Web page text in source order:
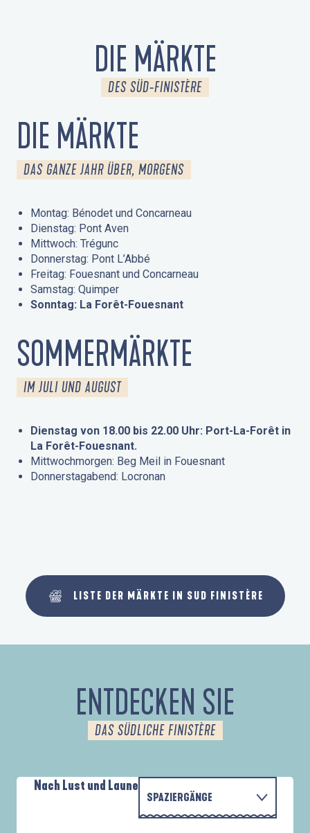
DIE MÄRKTE
DES SÜD-FINISTÈRE
DIE MÄRKTE
DAS GANZE JAHR ÜBER, MORGENS
Montag: Bénodet und Concarneau
Dienstag: Pont Aven
Mittwoch: Trégunc
Donnerstag: Pont L’Abbé
Freitag: Fouesnant und Concarneau
Samstag: Quimper
Sonntag: La Forêt-Fouesnant
SOMMERMÄRKTE
IM JULI UND AUGUST
Dienstag von 18.00 bis 22.00 Uhr: Port-La-Forêt in
La Forêt-Fouesnant.
Mittwochmorgen: Beg Meil in Fouesnant
Donnerstagabend: Locronan
LISTE DER MÄRKTE IN SUD FINISTÈRE
ENTDECKEN SIE
DAS SÜDLICHE FINISTÈRE
Nach Lust und Laune
SPAZIERGÄNGE